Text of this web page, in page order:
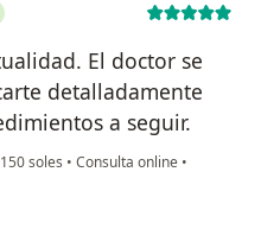
El doctor se
detalladamente
a seguir.
soles • Consulta online •